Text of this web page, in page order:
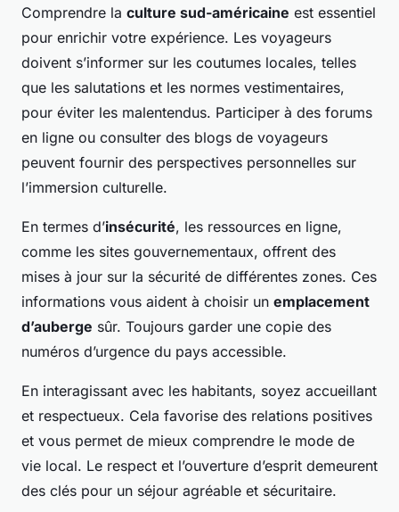
Comprendre la culture sud-américaine est essentiel
pour enrichir votre expérience. Les voyageurs
doivent s’informer sur les coutumes locales, telles
que les salutations et les normes vestimentaires,
pour éviter les malentendus. Participer à des forums
en ligne ou consulter des blogs de voyageurs
peuvent fournir des perspectives personnelles sur
l’immersion culturelle.
En termes d’insécurité, les ressources en ligne,
comme les sites gouvernementaux, offrent des
mises à jour sur la sécurité de différentes zones. Ces
informations vous aident à choisir un emplacement
d’auberge sûr. Toujours garder une copie des
numéros d’urgence du pays accessible.
En interagissant avec les habitants, soyez accueillant
et respectueux. Cela favorise des relations positives
et vous permet de mieux comprendre le mode de
vie local. Le respect et l’ouverture d’esprit demeurent
des clés pour un séjour agréable et sécuritaire.